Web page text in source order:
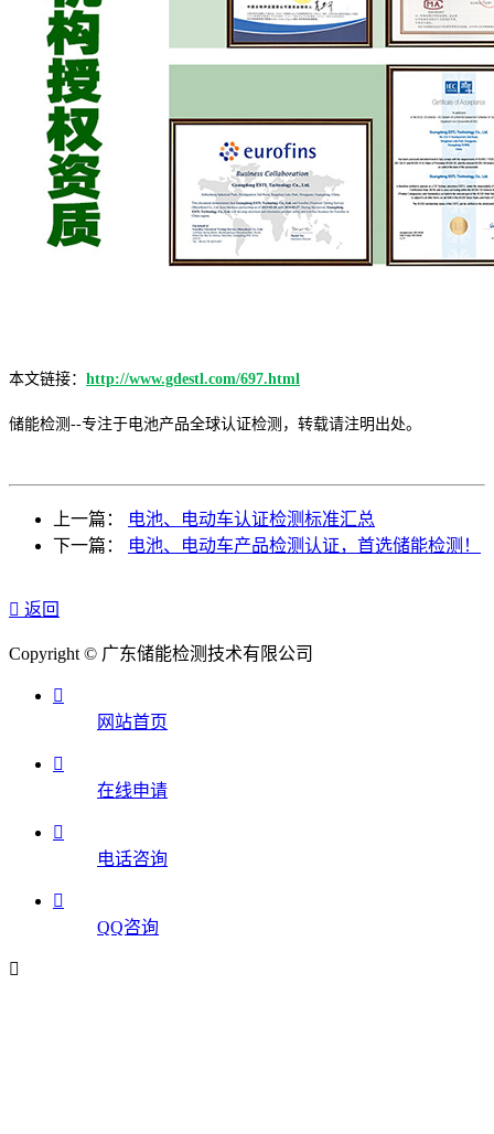
本文链接： http://www.gdestl.com/697.html
储能检测--专注于电池产品全球认证检测，转载请注明出处。
上一篇：
电池、电动车认证检测标准汇总
下一篇：
电池、电动车产品检测认证，首选储能检测！
 返回
Copyright © 广东储能检测技术有限公司

网站首页

在线申请

电话咨询

QQ咨询
